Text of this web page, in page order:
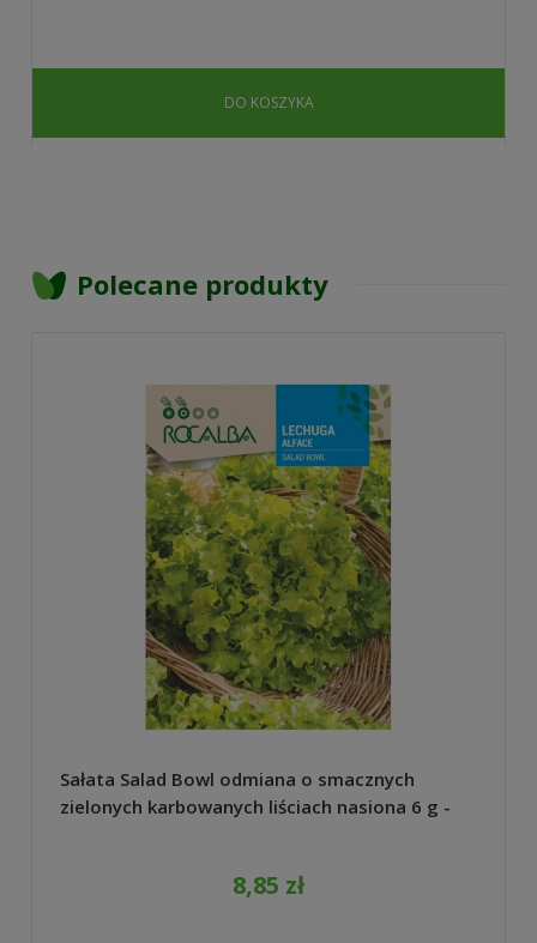
DO KOSZYKA
Polecane produkty
Sałata Salad Bowl odmiana o smacznych
zielonych karbowanych liściach nasiona 6 g -
8,85 zł